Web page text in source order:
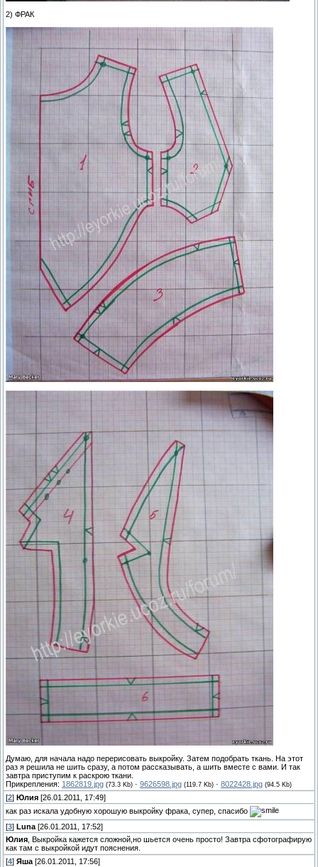
2) ФРАК
Думаю, для начала надо перерисовать выкройку. Затем подобрать ткань. На этот
раз я решила не шить сразу, а потом рассказывать, а шить вместе с вами. И так
завтра приступим к раскрою ткани.
Прикрепления: 1862819.jpg (73.3 Kb) · 9626598.jpg (119.7 Kb) · 8022428.jpg (94.5 Kb)
[2] Юлия [26.01.2011, 17:49]
как раз искала удобную хорошую выкройку фрака, супер, спасибо
[3] Luna [26.01.2011, 17:52]
Юлия , Выкройка кажется сложной,но шьется очень просто! Завтра сфотографирую
как там с выкройкой идут пояснения.
[4] Яша [26.01.2011, 17:56]